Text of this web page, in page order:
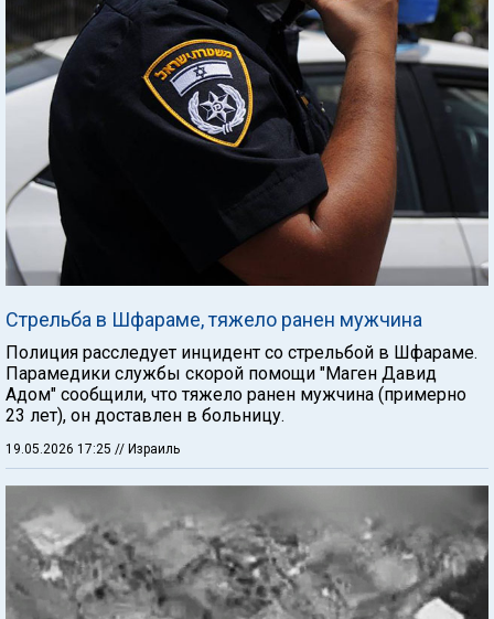
Стрельба в Шфараме, тяжело ранен мужчина
Полиция расследует инцидент со стрельбой в Шфараме.
Парамедики службы скорой помощи "Маген Давид
Адом" сообщили, что тяжело ранен мужчина (примерно
23 лет), он доставлен в больницу.
19.05.2026 17:25 // Израиль